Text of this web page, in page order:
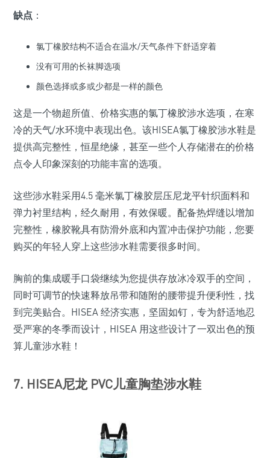
缺点 ：
氯丁橡胶结构不适合在温水/天气条件下舒适穿着
没有可用的长袜脚选项
颜色选择或多或少都是一样的颜色
这是一个物超所值、价格实惠的氯丁橡胶涉水选项，在寒
冷的天气/水环境中表现出色。该HISEA氯丁橡胶涉水鞋是
提供高完整性，恒星绝缘，甚至一些个人存储潜在的价格
点令人印象深刻的功能丰富的选项。
这些涉水鞋采用4.5 毫米氯丁橡胶层压尼龙平针织面料和
弹力衬里结构，经久耐用，有效保暖。配备热焊缝以增加
完整性，橡胶靴具有防滑外底和内置冲击保护功能，您要
购买的年轻人穿上这些涉水鞋需要很多时间。
胸前的集成暖手口袋继续为您提供存放冰冷双手的空间，
同时可调节的快速释放吊带和随附的腰带提升便利性，找
到完美贴合。HISEA 经济实惠，坚固如钉，专为舒适地忍
受严寒的冬季而设计，HISEA 用这些设计了一双出色的预
算儿童涉水鞋！
7. HISEA尼龙 PVC儿童胸垫涉水鞋